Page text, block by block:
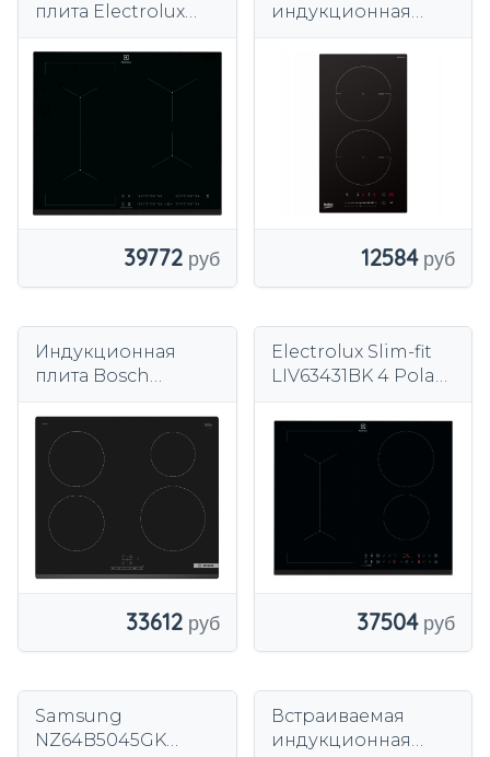
плита Electrolux
39772
индукционная
28,8 см 2 зоны
черный
12584
Индукционная
плита Bosch
горелки черный
33612
Electrolux Slim-fit
LIV63431BK 4 Pola
варочная панель,
черный, 7350 Вт
37504
Samsung
NZ64B5045GK
Встраиваемая
индукционная